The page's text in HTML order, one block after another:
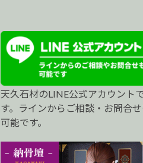
天久石材のLINE公式アカウント
す。ラインからご相談・お問合せ
可能です。